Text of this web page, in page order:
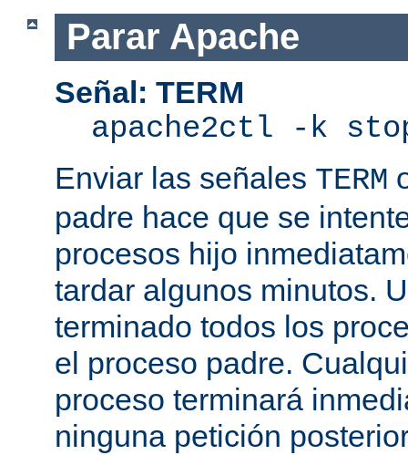
Parar Apache
Señal: TERM
apache2ctl -k
Enviar las señales TERM
padre hace que se
procesos hijo
tardar algunos minutos.
terminado todos los
el proceso padre.
proceso terminará
ninguna petición